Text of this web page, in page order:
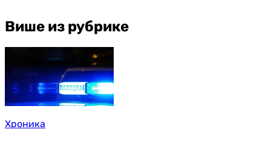
Више из рубрике
Хроника